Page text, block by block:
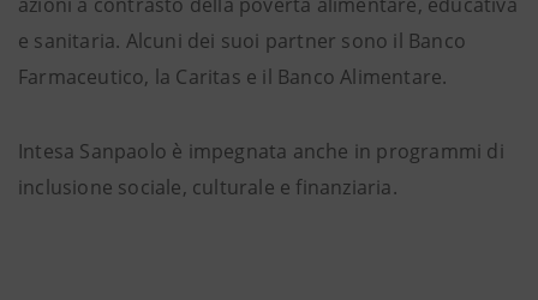
e sanitaria. Alcuni dei suoi partner sono il Banco
Farmaceutico, la Caritas e il Banco Alimentare.
Intesa Sanpaolo è impegnata anche in programmi di
inclusione sociale, culturale e finanziaria.